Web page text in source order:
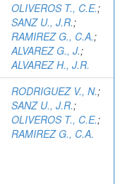
OLIVEROS T., C.E.;
SANZ U., J.R.;
RAMIREZ G., C.A.;
ALVAREZ G., J.;
ALVAREZ H., J.R.
RODRIGUEZ V., N.;
SANZ U., J.R.;
OLIVEROS T., C.E.;
RAMIREZ G., C.A.